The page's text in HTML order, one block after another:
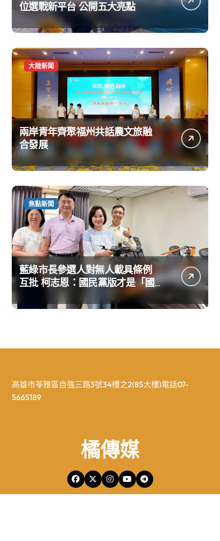
位選戰新平台 公開五大亮點
大陸新聞
兩岸青年齊聚福州共話農文旅融
合發展
焦點新聞
藍綠市長參選人對無人載具條例
互批 柯志恩：國民黨版才是「國
防+產業」務實版
高雄市苓雅區自強三路3號34樓之2(85大樓)電話07-
5665189
橘傳媒